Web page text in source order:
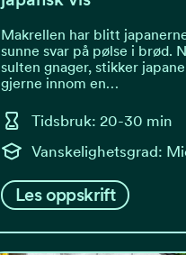
Makrellen har blitt
sunne svar på pølse i brød.
sulten gnager, stikker
gjerne innom en…
Tidsbruk: 20-30 min
Vanskelighetsgrad:
Les oppskrift